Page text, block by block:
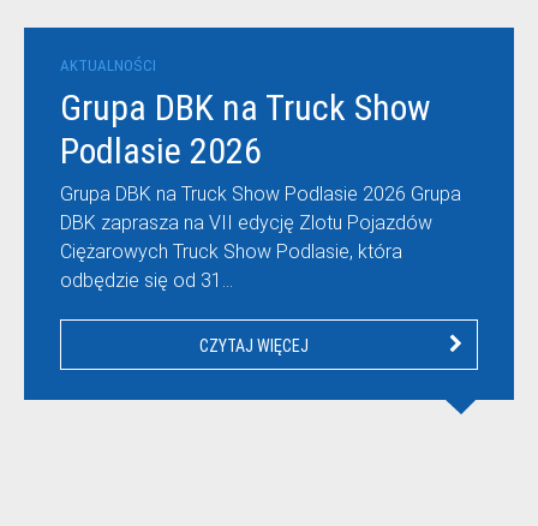
AKTUALNOŚCI
Grupa DBK na Truck Show
Podlasie 2026
Grupa DBK na Truck Show Podlasie 2026 Grupa
DBK zaprasza na VII edycję Zlotu Pojazdów
Ciężarowych Truck Show Podlasie, która
odbędzie się od 31…
CZYTAJ WIĘCEJ